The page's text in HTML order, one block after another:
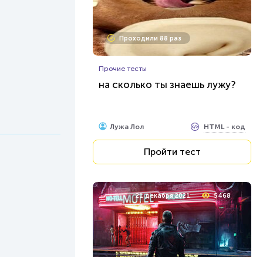
Проходили 88 раз
Прочие тесты
на сколько ты знаешь лужу?
Лужа Лол HTML - код
Пройти тест
21 декабря 2021 5468